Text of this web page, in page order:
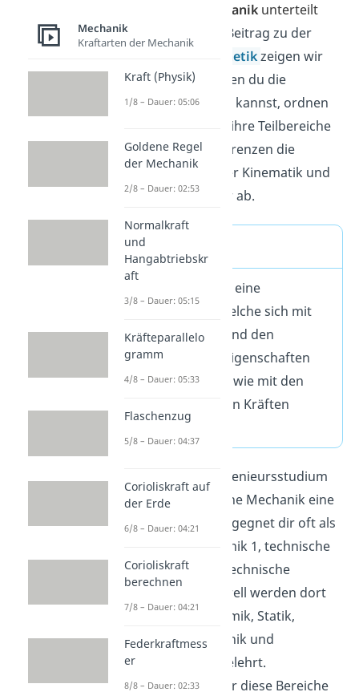
technischen Mechanikunterteilt
wird.
In unserem Beitrag zu der
Kinematik und Kinetikzeigen wir
dir, auf welche Arten du die
Mechanik gliedern kannst, ordnen
die Mechanik und ihre Teilbereiche
genauer ein und grenzen die
Themengebiete der Kinematik und
Kinetik zueinander ab.
Merke
Die Mechanik ist eine
Wissenschaft, welche sich mit
der Bewegung und den
physikalischen Eigenschaften
eines Körpers sowie mit den
darauf wirkenden Kräften
beschäftigt.
Im klassischen Ingenieursstudium
spielt die technische Mechanik eine
große Rolle. Sie begegnet dir oft als
technische Mechanik 1, technische
Mechanik 2 oder technische
Mechanik 3. Generell werden dort
die Bereiche Dynamik, Statik,
Strömungsmechanik und
Festigkeitslehre gelehrt.
Grundlegenden für diese Bereiche
Mechanik
Kraftarten der Mechanik
Kraft (Physik)
1/8 – Dauer: 05:06
Goldene Regel
der Mechanik
2/8 – Dauer: 02:53
Normalkraft
und
Hangabtriebskr
aft
3/8 – Dauer: 05:15
Kräfteparallelo
gramm
4/8 – Dauer: 05:33
Flaschenzug
5/8 – Dauer: 04:37
Corioliskraft auf
der Erde
6/8 – Dauer: 04:21
Corioliskraft
berechnen
7/8 – Dauer: 04:21
Federkraftmess
er
8/8 – Dauer: 02:33